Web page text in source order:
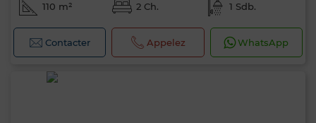
110 m² 2 Ch. 1 Sdb.
Contacter Appelez WhatsApp